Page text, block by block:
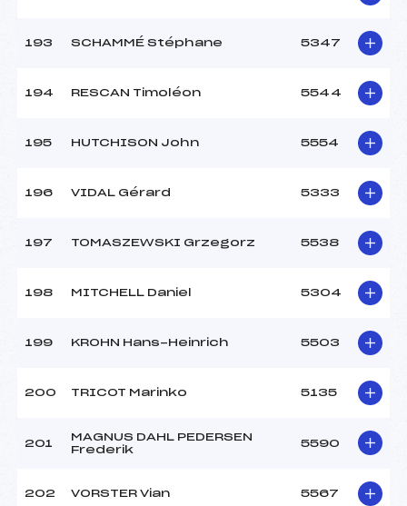
193 SCHAMMÉ Stéphane 5347
194 RESCAN Timoléon 5544
195 HUTCHISON John 5554
196 VIDAL Gérard 5333
197 TOMASZEWSKI Grzegorz 5538
198 MITCHELL Daniel 5304
199 KROHN Hans-Heinrich 5503
200 TRICOT Marinko 5135
201
MAGNUS DAHL PEDERSEN
Frederik
5590
202 VORSTER Vian 5567